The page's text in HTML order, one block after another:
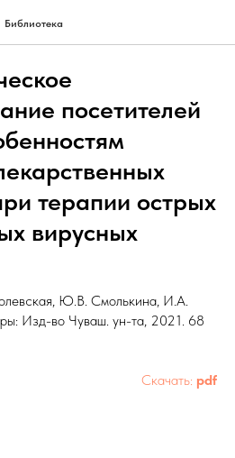
Библиотека
посетителей
терапии острых
вирусных
Ю.В. Смолькина, И.А.
Изд-во Чуваш. ун-та, 2021. 68
Скачать: pdf